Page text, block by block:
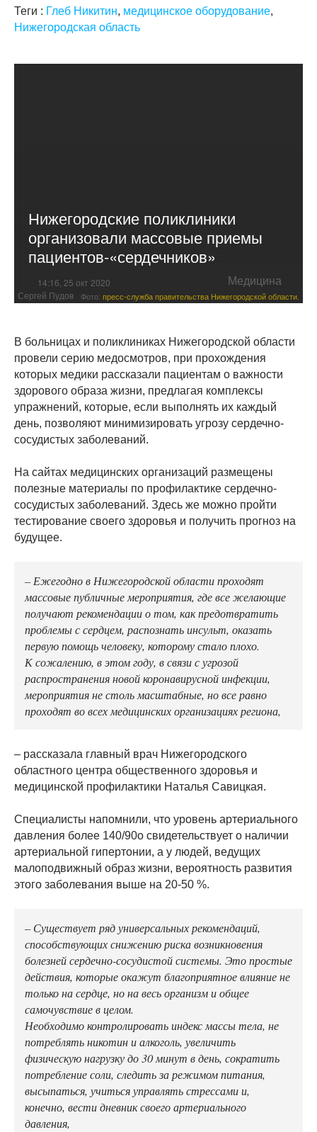
Теги : Глеб Никитин, медицинское оборудование,
Нижегородская область
Нижегородские поликлиники
организовали массовые приемы
пациентов-«сердечников»
14:16, 25 окт 2020 Медицина
Сергей Пудов Фото: пресс-служба правительства Нижегородской области.
В больницах и поликлиниках Нижегородской области
провели серию медосмотров, при прохождения
которых медики рассказали пациентам о важности
здорового образа жизни, предлагая комплексы
упражнений, которые, если выполнять их каждый
день, позволяют минимизировать угрозу сердечно-
сосудистых заболеваний.
На сайтах медицинских организаций размещены
полезные материалы по профилактике сердечно-
сосудистых заболеваний. Здесь же можно пройти
тестирование своего здоровья и получить прогноз на
будущее.
– Ежегодно в Нижегородской области проходят
массовые публичные мероприятия, где все желающие
получают рекомендации о том, как предотвратить
проблемы с сердцем, распознать инсульт, оказать
первую помощь человеку, которому стало плохо.
К сожалению, в этом году, в связи с угрозой
распространения новой коронавирусной инфекции,
мероприятия не столь масштабные, но все равно
проходят во всех медицинских организациях региона,
– рассказала главный врач Нижегородского
областного центра общественного здоровья и
медицинской профилактики Наталья Савицкая.
Специалисты напомнили, что уровень артериального
давления более 140/90о свидетельствует о наличии
артериальной гипертонии, а у людей, ведущих
малоподвижный образ жизни, вероятность развития
этого заболевания выше на 20-50 %.
– Существует ряд универсальных рекомендаций,
способствующих снижению риска возникновения
болезней сердечно-сосудистой системы. Это простые
действия, которые окажут благоприятное влияние не
только на сердце, но на весь организм и общее
самочувствие в целом.
Необходимо контролировать индекс массы тела, не
потреблять никотин и алкоголь, увеличить
физическую нагрузку до 30 минут в день, сократить
потребление соли, следить за режимом питания,
высыпаться, учиться управлять стрессами и,
конечно, вести дневник своего артериального
давления,